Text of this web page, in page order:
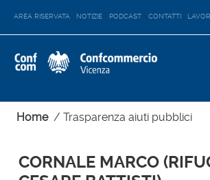
AREA RISERVATA NOTIZIE PODCAST CONTATTI
Home/ Trasparenza aiuti pubblici
CORNALE MARCO